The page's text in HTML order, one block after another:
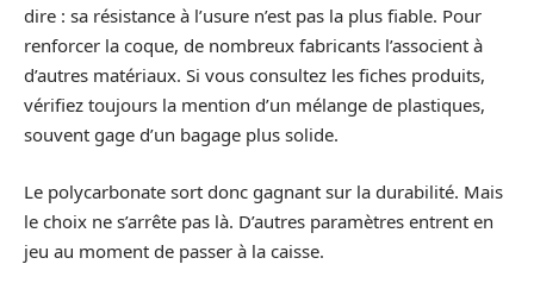
dire : sa résistance à l’usure n’est pas la plus fiable. Pour
renforcer la coque, de nombreux fabricants l’associent à
d’autres matériaux. Si vous consultez les fiches produits,
vérifiez toujours la mention d’un mélange de plastiques,
souvent gage d’un bagage plus solide.
Le polycarbonate sort donc gagnant sur la durabilité. Mais
le choix ne s’arrête pas là. D’autres paramètres entrent en
jeu au moment de passer à la caisse.